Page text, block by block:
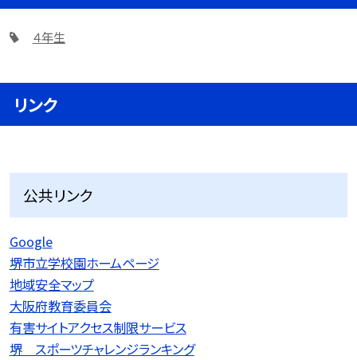
４年生
リンク
公共リンク
Google
堺市立学校園ホームページ
地域安全マップ
大阪府教育委員会
有害サイトアクセス制限サービス
堺 スポーツチャレンジランキング